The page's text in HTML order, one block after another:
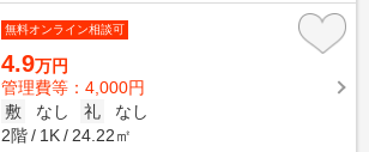
無料オンライン相談可
4.9万円
管理費等：4,000円
敷
なし 礼
なし
2階
1K 24.22㎡